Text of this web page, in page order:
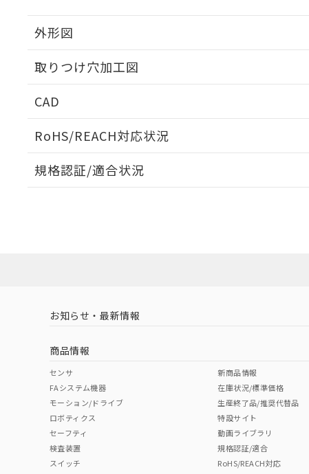
外形図
取りつけ穴加工図
CAD
RoHS/REACH対応状況
EU RoHS 注意事項・凡例
中国 RoHS 注意事項・凡例
中国 RoHS表
Pb Hg Cr(VI)
規格認証/適合状況
（イギリス
（ノルウェー
お知らせ・最新情報
商品情報
センサ
FAシステム機器
モーション/ドライブ
ロボティクス
セーフティ
検査装置
スイッチ
新商品情報
在庫状況/標準価格
生産終了品/推奨代替品
特設サイト
動画ライブラリ
規格認証/適合
RoHS/REACH対応